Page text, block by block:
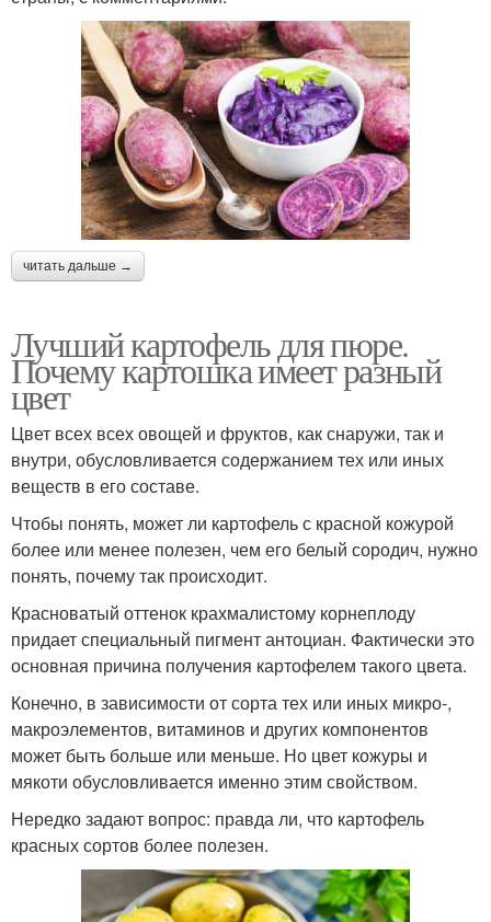
читать дальше →
Лучший картофель для пюре.
Почему картошка имеет разный
цвет
Цвет всех всех овощей и фруктов, как снаружи, так и
внутри, обусловливается содержанием тех или иных
веществ в его составе.
Чтобы понять, может ли картофель с красной кожурой
более или менее полезен, чем его белый сородич, нужно
понять, почему так происходит.
Красноватый оттенок крахмалистому корнеплоду
придает специальный пигмент антоциан. Фактически это
основная причина получения картофелем такого цвета.
Конечно, в зависимости от сорта тех или иных микро-,
макроэлементов, витаминов и других компонентов
может быть больше или меньше. Но цвет кожуры и
мякоти обусловливается именно этим свойством.
Нередко задают вопрос: правда ли, что картофель
красных сортов более полезен.